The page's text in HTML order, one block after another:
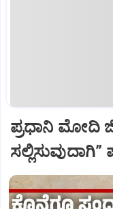
ಪ್ರಧಾನಿ ಮೋದಿ